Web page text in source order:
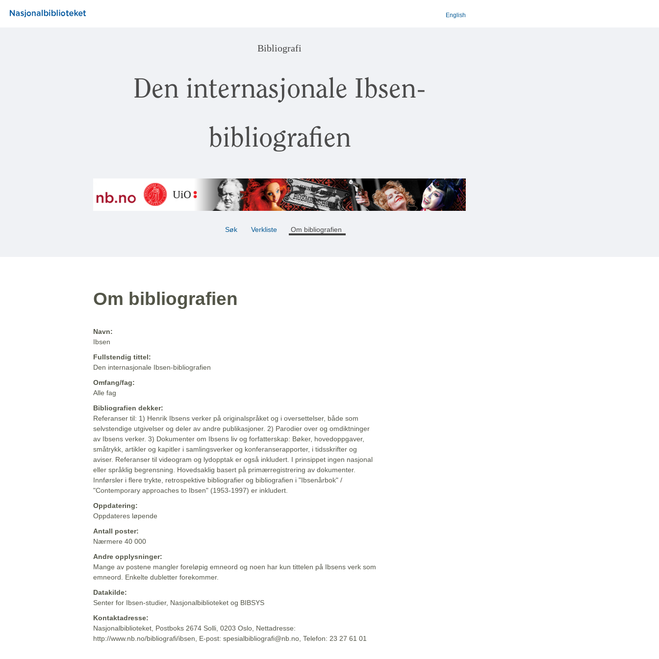
English
Bibliografi
Den internasjonale Ibsen-
bibliografien
Søk Verkliste Om bibliografien
Om bibliografien
Navn:
Ibsen
Fullstendig tittel:
Den internasjonale Ibsen-bibliografien
Omfang/fag:
Alle fag
Bibliografien dekker:
Referanser til: 1) Henrik Ibsens verker på originalspråket og i oversettelser, både som
selvstendige utgivelser og deler av andre publikasjoner. 2) Parodier over og omdiktninger
av Ibsens verker. 3) Dokumenter om Ibsens liv og forfatterskap: Bøker, hovedoppgaver,
småtrykk, artikler og kapitler i samlingsverker og konferanserapporter, i tidsskrifter og
aviser. Referanser til videogram og lydopptak er også inkludert. I prinsippet ingen nasjonal
eller språklig begrensning. Hovedsaklig basert på primærregistrering av dokumenter.
Innførsler i flere trykte, retrospektive bibliografier og bibliografien i "Ibsenårbok" /
"Contemporary approaches to Ibsen" (1953-1997) er inkludert.
Oppdatering:
Oppdateres løpende
Antall poster:
Nærmere 40 000
Andre opplysninger:
Mange av postene mangler foreløpig emneord og noen har kun tittelen på Ibsens verk som
emneord. Enkelte dubletter forekommer.
Datakilde:
Senter for Ibsen-studier, Nasjonalbiblioteket og BIBSYS
Kontaktadresse:
Nasjonalbiblioteket, Postboks 2674 Solli, 0203 Oslo, Nettadresse:
http://www.nb.no/bibliografi/ibsen, E-post: spesialbibliografi@nb.no, Telefon: 23 27 61 01